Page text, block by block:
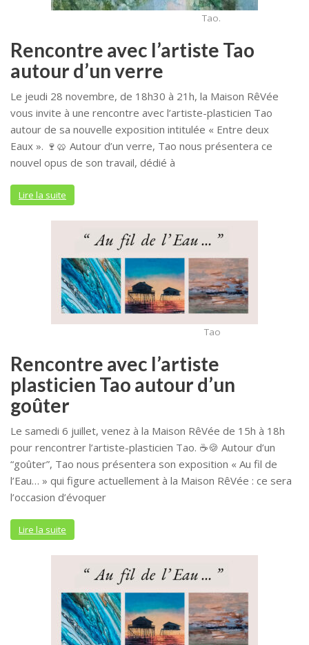
Tao.
Rencontre avec l’artiste Tao
autour d’un verre
Le jeudi 28 novembre, de 18h30 à 21h, la Maison RêVée
vous invite à une rencontre avec l’artiste-plasticien Tao
autour de sa nouvelle exposition intitulée « Entre deux
Eaux ». 🍷🥨 Autour d’un verre, Tao nous présentera ce
nouvel opus de son travail, dédié à
Lire la suite
Tao
Rencontre avec l’artiste
plasticien Tao autour d’un
goûter
Le samedi 6 juillet, venez à la Maison RêVée de 15h à 18h
pour rencontrer l’artiste-plasticien Tao. ☕🍪 Autour d’un
“goûter”, Tao nous présentera son exposition « Au fil de
l’Eau… » qui figure actuellement à la Maison RêVée : ce sera
l’occasion d’évoquer
Lire la suite